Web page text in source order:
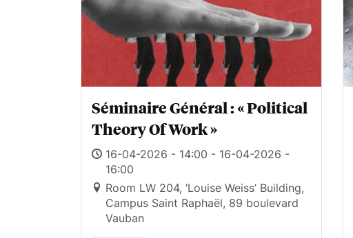
Séminaire Général : « Political
Theory Of Work »
16-04-2026 - 14:00 - 16-04-2026 -
16:00
Room LW 204, ‘Louise Weiss’ Building,
Campus Saint Raphaël, 89 boulevard
Vauban